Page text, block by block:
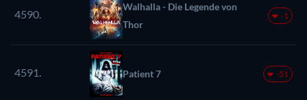
4590.
Walhalla - Die Legende von
Thor
-1
4591. Patient 7 -51